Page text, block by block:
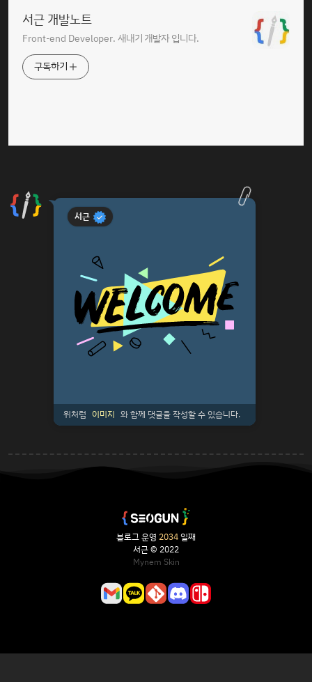
서근 개발노트
Front-end Developer. 새내기 개발자 입니다.
구독하기
서근
위처럼 이미지 와 함께 댓글을 작성할 수 있습니다.
블로그 운영 2034일째
서근 © 2022
Mynem Skin